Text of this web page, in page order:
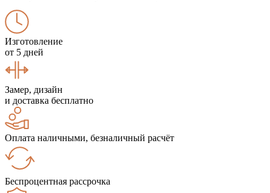
Изготовление
от 5 дней
Замер, дизайн
и доставка бесплатно
Оплата наличными, безналичный расчёт
Беспроцентная рассрочка